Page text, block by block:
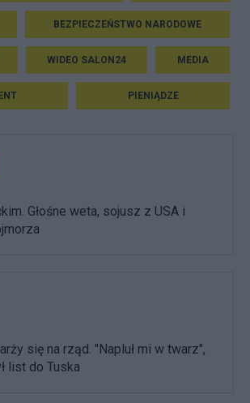
BEZPIECZEŃSTWO NARODOWE
WIDEO SALON24 MEDIA
PIENIĄDZE
Głośne weta, sojusz z USA i
się na rząd. "Napluł mi w twarz",
list do Tuska